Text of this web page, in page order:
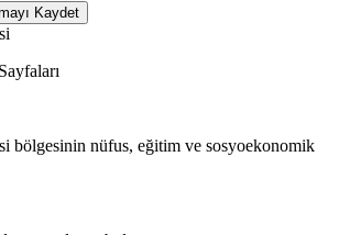
Kaydet
bölgesinin nüfus, eğitim ve sosyoekonomik